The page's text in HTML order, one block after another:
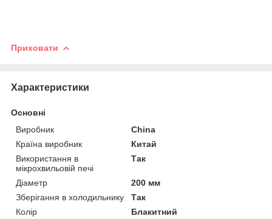
Приховати
Характеристики
Основні
Виробник
China
Країна виробник
Китай
Використання в
мікрохвильовій печі
Так
Діаметр
200 мм
Зберігання в холодильнику
Так
Колір
Блакитний